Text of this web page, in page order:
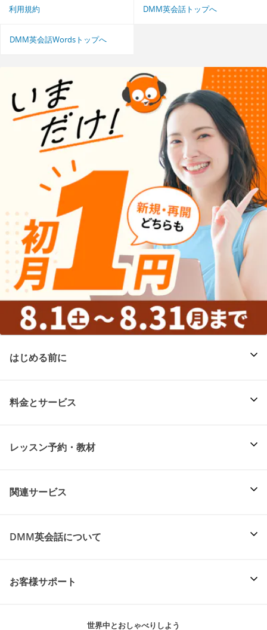
利用規約 DMM英会話トップへ
DMM英会話Wordsトップへ
はじめる前に
料金とサービス
レッスン予約・教材
関連サービス
DMM英会話について
お客様サポート
世界中とおしゃべりしよう